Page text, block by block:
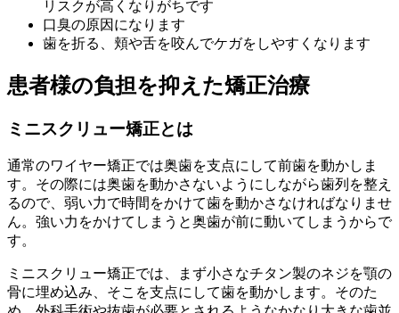
リスクが高くなりがちです
口臭の原因になります
歯を折る、頬や舌を咬んでケガをしやすくなります
患者様の負担を抑えた矯正治療
ミニスクリュー矯正とは
通常のワイヤー矯正では奥歯を支点にして前歯を動かしま
す。その際には奥歯を動かさないようにしながら歯列を整え
るので、弱い力で時間をかけて歯を動かさなければなりませ
ん。強い力をかけてしまうと奥歯が前に動いてしまうからで
す。
ミニスクリュー矯正では、まず小さなチタン製のネジを顎の
骨に埋め込み、そこを支点にして歯を動かします。そのた